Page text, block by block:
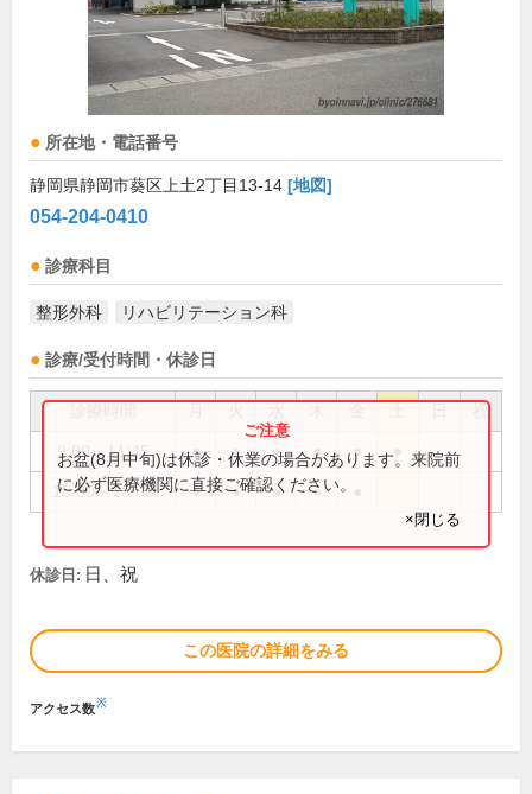
所在地・電話番号
静岡県静岡市葵区上土2丁目13-14 [地図]
054-204-0410
診療科目
整形外科 リハビリテーション科
診療/受付時間・休診日
祝
9:00～11:45 ● ● ● ● ●
15:00～18:00 ● ● ● ●
お盆(8月中旬)は休診・休業の場合があります。来院前
に必ず医療機関に直接ご確認ください。
×閉じる
休診日: 日、祝
この医院の詳細をみる
アクセス数※